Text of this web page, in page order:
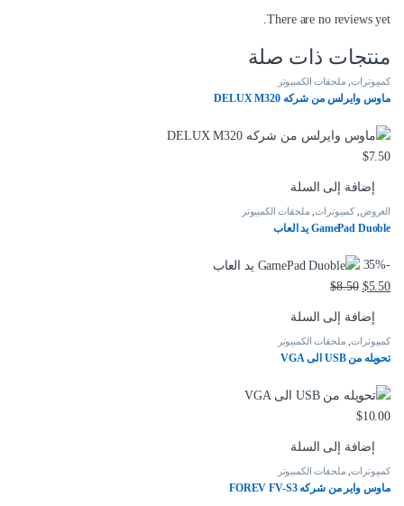
There are no reviews yet.
منتجات ذات صلة
كمبيوترات, ملحقات الكمبيوتر
ماوس وايرلس من شركه DELUX M320
$7.50
إضافة إلى السلة
العروض كمبيوترات, ملحقات الكمبيوتر
GamePad Duoble يد العاب
-
35%
$5.50
$8.50
إضافة إلى السلة
كمبيوترات, ملحقات الكمبيوتر
تحويله من USB الى VGA
$10.00
إضافة إلى السلة
كمبيوترات, ملحقات الكمبيوتر
ماوس واير من شركه FOREV FV-S3